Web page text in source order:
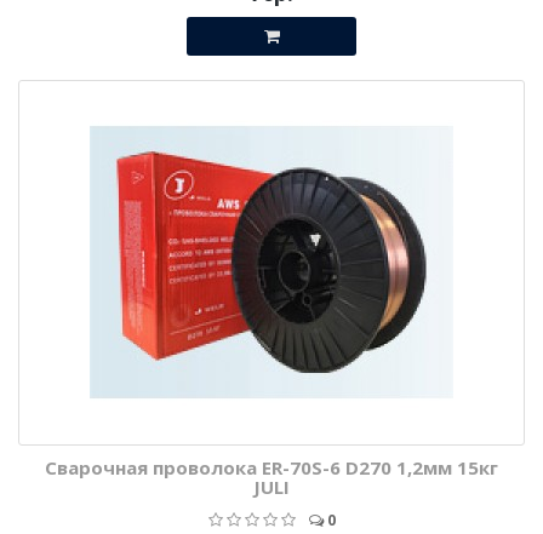
Сварочная проволока ER-70S-6 D270 1,2мм 15кг
JULI
0